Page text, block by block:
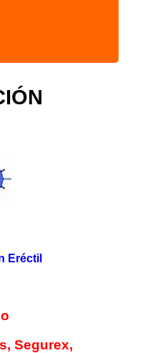
Invega (no
omelsartán
se puede
Eréctil
Segurex,